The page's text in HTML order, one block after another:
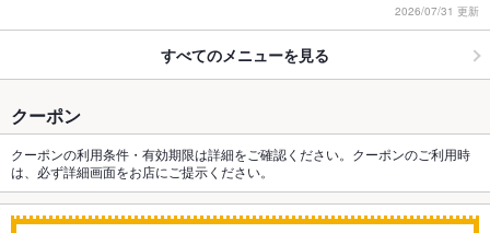
2026/07/31 更新
すべてのメニューを見る
クーポン
クーポンの利用条件・有効期限は詳細をご確認ください。クーポンのご利用時
は、必ず詳細画面をお店にご提示ください。